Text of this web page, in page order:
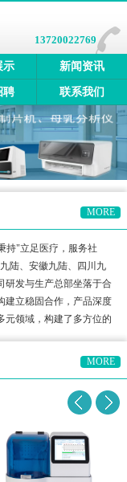
13720022769
示 新闻资讯
聘 联系我们
MORE
持"立足医疗，服务社
陆、安徽九陆、四川九
研发与生产总部坐落于合
建立稳固合作，产品深度
元领域，构建了多方位的
MORE